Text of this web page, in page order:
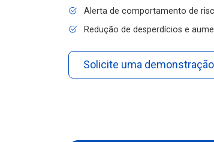
Alerta de comportamento de
Redução de desperdícios e
Solicite uma demonstração